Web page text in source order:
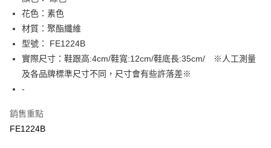
１．簡單：不需註冊會員、不需綁卡、不需儲值。
２．便利：只要手機號碼，簡訊認證，即可結帳。
３．安心：先確認商品／服務後，再付款。
【「AFTEE先享後付」結帳流程】
１．於結帳方式選擇「AFTEE先享後付」後，將跳轉至「AFTEE先享後付」
結帳頁面，進行簡訊認證並確認金額後，即可完成結帳。
ATM／網路銀行／等多元方式進行付款，方視為交易完成。
※ 請注意：結帳手續完成當下不需立刻繳費，但若您需要取消訂單，請聯絡
購買商品的店家。未經商家同意取消之訂單仍視為有效，需透過AFTEE先享
全家取貨付款
免運費
免運費
7-11取貨付款
付款後7-11取貨
花色：素色
材質：聚酯纖維
型號： FE1224B
實際尺寸：鞋跟高:4cm/鞋寬:12cm/鞋底長:35cm/ ※人工測量
及各品牌標準尺寸不同，尺寸會有些許落差※
-
銷售重點
FE1224B